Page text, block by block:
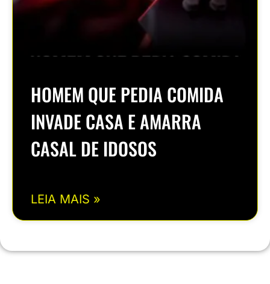
HOMEM QUE PEDIA COMIDA
INVADE CASA E AMARRA
CASAL DE IDOSOS
LEIA MAIS »